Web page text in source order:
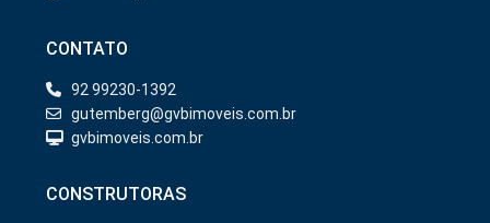
CONTATO
92 99230-1392
gutemberg@gvbimoveis.com.br
gvbimoveis.com.br
CONSTRUTORAS